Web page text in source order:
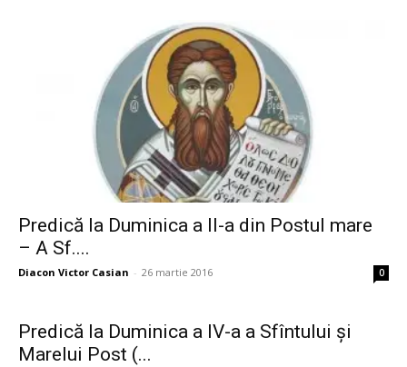
Predică la Duminica a II-a din Postul mare
– A Sf....
Diacon Victor Casian - 26 martie 2016 0
Predică la Duminica a IV-a a Sfîntului şi
Marelui Post (...